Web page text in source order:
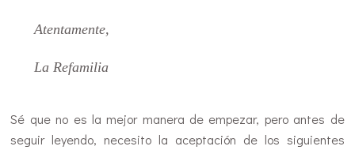
Atentamente,
La Refamilia
Sé que no es la mejor manera de empezar, pero antes de
seguir leyendo, necesito la aceptación de los siguientes